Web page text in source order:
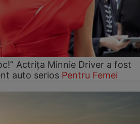
Actrița Minnie Driver a fost
auto serios Pentru Femei